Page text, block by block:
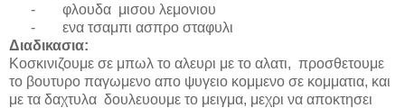
-
φλουδα μισου λεμονιου
-
ενα τσαμπι ασπρο σταφυλι
Διαδικασια:
Κοσκινιζουμε σε μπωλ το αλευρι με το αλατι, προσθετουμε
το βουτυρο παγωμενο απο ψυγειο κομμενο σε κομματια, και
με τα δαχτυλα δουλευουμε το μειγμα, μεχρι να αποκτησει